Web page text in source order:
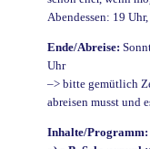
Abendessen: 19
Ende/Abreise:
Uhr
–> bitte gemütlich
abreisen musst und
Inhalte/Programm: